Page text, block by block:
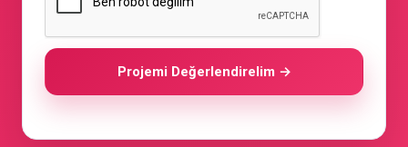
Projemi Değerlendirelim →